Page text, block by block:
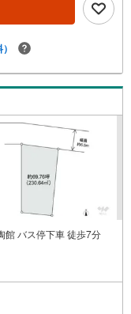
ご用意しています。＼
営業時間外でのご内
が共有されているの
アでもご内覧が可能
線、鶴舞線「御器
ズスペースあり○定休
館 バス停下車 徒歩7分